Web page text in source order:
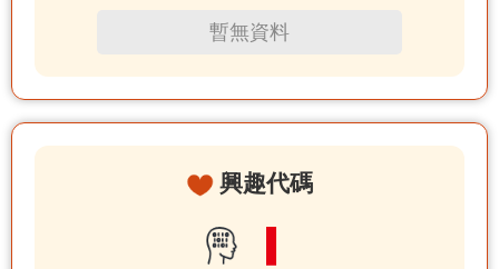
暫無資料
興趣代碼